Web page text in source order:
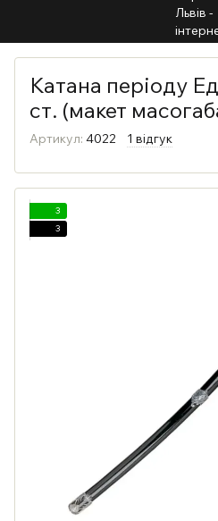
Катана періоду
ст. (макет
Артикул: 4022 1 відгук
3
3